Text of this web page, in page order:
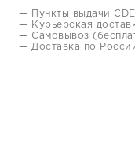
— Пункты выдачи
— Курьерская
— Самовывоз
— Доставка по